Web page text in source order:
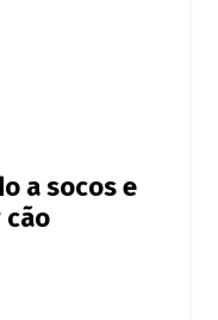
a socos e
cão